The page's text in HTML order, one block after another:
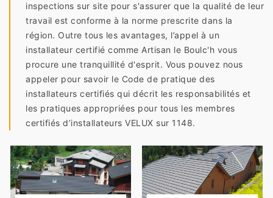
inspections sur site pour s'assurer que la qualité de leur
travail est conforme à la norme prescrite dans la
région. Outre tous les avantages, l’appel à un
installateur certifié comme Artisan le Boulc'h vous
procure une tranquillité d'esprit. Vous pouvez nous
appeler pour savoir le Code de pratique des
installateurs certifiés qui décrit les responsabilités et
les pratiques appropriées pour tous les membres
certifiés d’installateurs VELUX sur 1148.